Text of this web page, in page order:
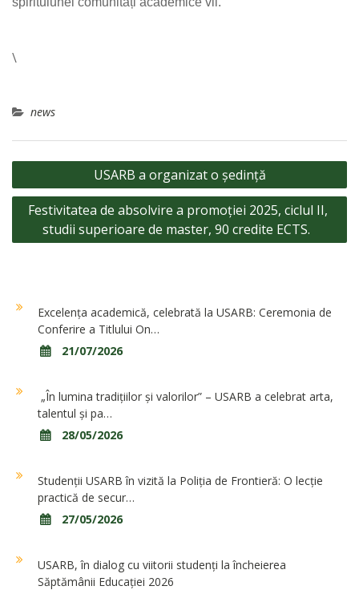
\
news
Navigare
în
articole
USARB a organizat o ședință
Festivitatea de absolvire a promoției 2025, ciclul II,
studii superioare de master, 90 credite ECTS.
Excelența academică, celebrată la USARB: Ceremonia de
Conferire a Titlului On…
21/07/2026
„În lumina tradițiilor și valorilor” – USARB a celebrat arta,
talentul și pa…
28/05/2026
Studenții USARB în vizită la Poliția de Frontieră: O lecție
practică de secur…
27/05/2026
USARB, în dialog cu viitorii studenți la încheierea
Săptămânii Educației 2026